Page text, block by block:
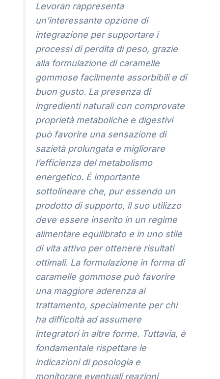
Levoran rappresenta
un’interessante opzione di
integrazione per supportare i
processi di perdita di peso, grazie
alla formulazione di caramelle
gommose facilmente assorbibili e di
buon gusto. La presenza di
ingredienti naturali con comprovate
proprietà metaboliche e digestivi
può favorire una sensazione di
sazietà prolungata e migliorare
l’efficienza del metabolismo
energetico. È importante
sottolineare che, pur essendo un
prodotto di supporto, il suo utilizzo
deve essere inserito in un regime
alimentare equilibrato e in uno stile
di vita attivo per ottenere risultati
ottimali. La formulazione in forma di
caramelle gommose può favorire
una maggiore aderenza al
trattamento, specialmente per chi
ha difficoltà ad assumere
integratori in altre forme. Tuttavia, è
fondamentale rispettare le
indicazioni di posologia e
monitorare eventuali reazioni